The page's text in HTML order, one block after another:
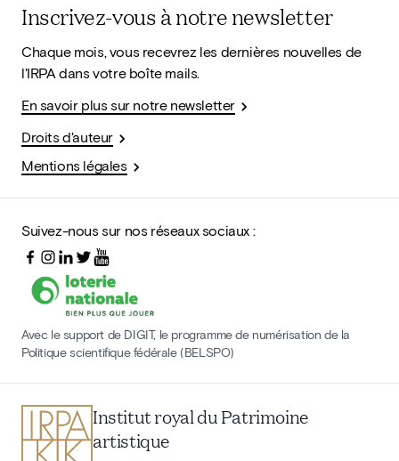
Inscrivez-vous à notre newsletter
Chaque mois, vous recevrez les dernières nouvelles de
l'IRPA dans votre boîte mails.
En savoir plus sur notre newsletter
Droits d'auteur
Mentions légales
Suivez-nous sur nos réseaux sociaux :
Avec le support de DIGIT, le programme de numérisation de la
Politique scientifique fédérale (BELSPO)
Institut royal du Patrimoine
artistique